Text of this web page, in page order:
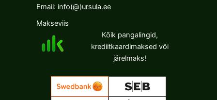
Email: info(@)ursula.ee
Makseviis
Kõik pangalingid,
krediitkaardimaksed või
järelmaks!